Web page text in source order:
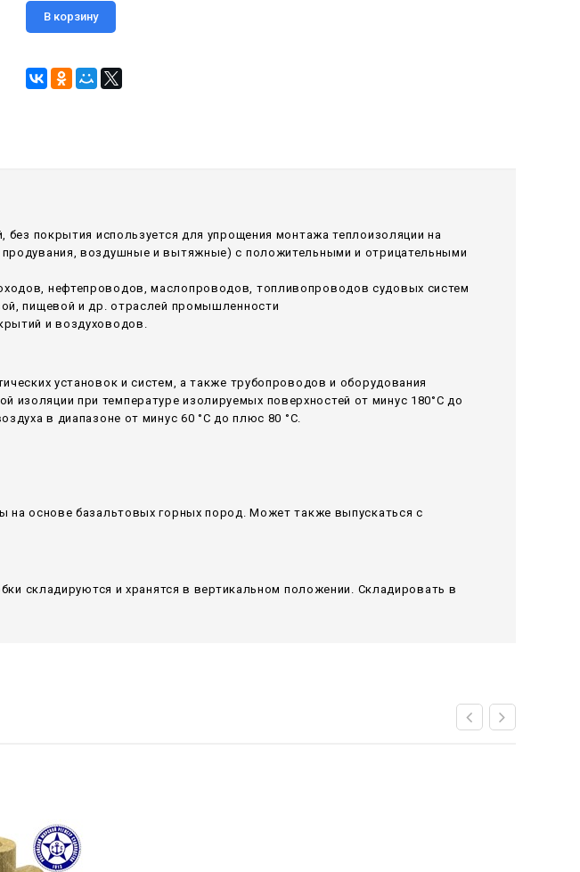
В корзину
покрытия используется для упрощения монтажа теплоизоляции на
воздушные и вытяжные) с положительными и отрицательными
нефтепроводов, маслопроводов, топливопроводов судовых систем
пищевой и др. отраслей промышленности
и воздуховодов.
установок и систем, а также трубопроводов и оборудования
при температуре изолируемых поверхностей от минус 180°С до
в диапазоне от минус 60 °С до плюс 80 °С.
на основе базальтовых горных пород. Может также выпускаться с
складируются и хранятся в вертикальном положении. Складировать в